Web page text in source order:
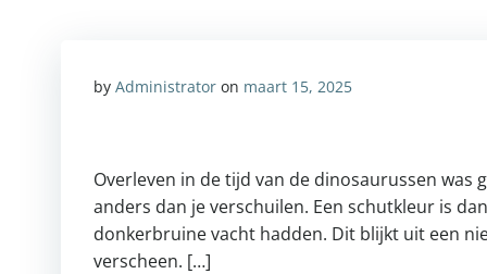
by Administrator on maart 15, 2025
Overleven in de tijd van de dinosaurussen was
anders dan je verschuilen. Een schutkleur is
donkerbruine vacht hadden. Dit blijkt uit een
verscheen. […]